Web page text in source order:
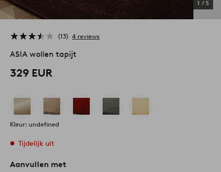
1 / 5
13 4 reviews
ASIA wollen tapijt
329 EUR
Kleur: undefined
Tijdelijk uit
Aanvullen met